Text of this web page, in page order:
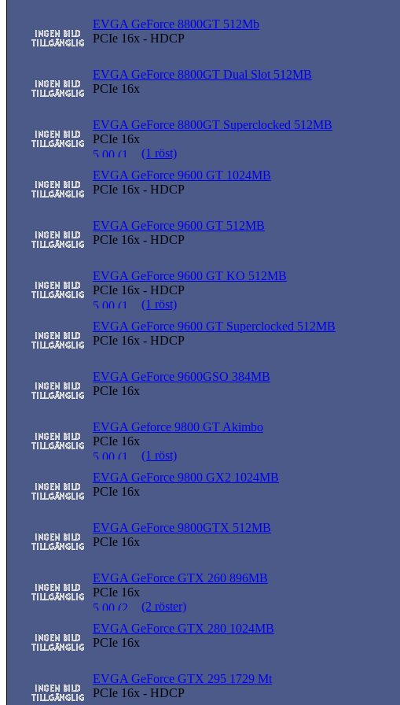
EVGA GeForce 8800GT 512Mb
PCIe 16x - HDCP
EVGA GeForce 8800GT Dual Slot 512MB
PCIe 16x
EVGA GeForce 8800GT Superclocked 512MB
PCIe 16x
(1 röst)
EVGA GeForce 9600 GT 1024MB
PCIe 16x - HDCP
EVGA GeForce 9600 GT 512MB
PCIe 16x - HDCP
EVGA GeForce 9600 GT KO 512MB
PCIe 16x - HDCP
(1 röst)
EVGA GeForce 9600 GT Superclocked 512MB
PCIe 16x - HDCP
EVGA GeForce 9600GSO 384MB
PCIe 16x
EVGA Geforce 9800 GT Akimbo
PCIe 16x
(1 röst)
EVGA GeForce 9800 GX2 1024MB
PCIe 16x
EVGA GeForce 9800GTX 512MB
PCIe 16x
EVGA GeForce GTX 260 896MB
PCIe 16x
(2 röster)
EVGA GeForce GTX 280 1024MB
PCIe 16x
EVGA GeForce GTX 295 1729 Mt
PCIe 16x - HDCP